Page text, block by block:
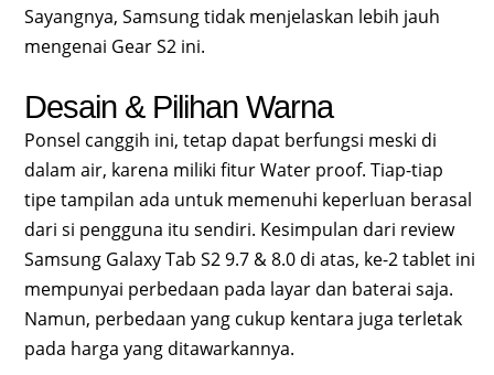
Sayangnya, Samsung tidak menjelaskan lebih jauh
mengenai Gear S2 ini.
Desain & Pilihan Warna
Ponsel canggih ini, tetap dapat berfungsi meski di
dalam air, karena miliki fitur Water proof. Tiap-tiap
tipe tampilan ada untuk memenuhi keperluan berasal
dari si pengguna itu sendiri. Kesimpulan dari review
Samsung Galaxy Tab S2 9.7 & 8.0 di atas, ke-2 tablet ini
mempunyai perbedaan pada layar dan baterai saja.
Namun, perbedaan yang cukup kentara juga terletak
pada harga yang ditawarkannya.